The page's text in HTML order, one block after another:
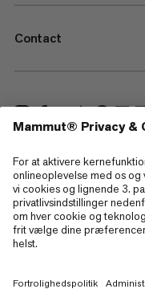
Contact
—
Sitemap
Cookies
Juridisk information